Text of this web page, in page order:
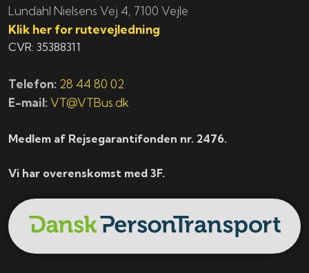
​​​Lundahl Nielsens Vej 4, 7100 Vejle
Klik her for rutevejledning
CVR: 35388311
Telefon: 28 44 80 02
E-mail: VT@VTBus.dk
Medlem af Rejsegarantifonden nr. 2476.
Vi har overenskomst med 3F.